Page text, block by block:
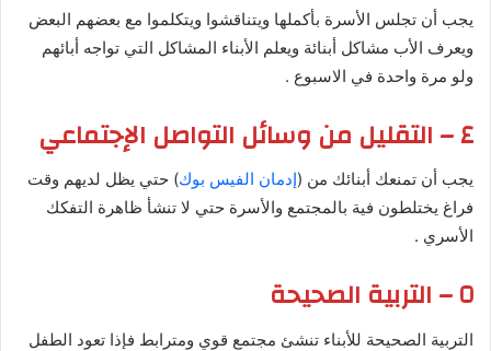
يجب أن تجلس الأسرة بأكملها ويتناقشوا ويتكلموا مع بعضهم البعض
ويعرف الأب مشاكل أبنائة ويعلم الأبناء المشاكل التي تواجه أبائهم
ولو مرة واحدة في الاسبوع .
٤ – التقليل من وسائل التواصل الإجتماعي
يجب أن تمنعك أبنائك من (إدمان الفيس بوك) حتي يظل لديهم وقت
فراغ يختلطون فية بالمجتمع والأسرة حتي لا تنشأ ظاهرة التفكك
الأسري .
٥ – التربية الصحيحة
التربية الصحيحة للأبناء تنشئ مجتمع قوي ومترابط فإذا تعود الطفل